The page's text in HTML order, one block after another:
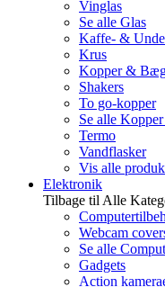
Vinglas
Se alle Glas
Kaffe- &
Krus
Kopper &
Shakers
To go-kopper
Se alle
Termo
Vandflasker
Vis alle
Elektronik
Tilbage til Alle
Webcam
Se alle
Gadgets
Action